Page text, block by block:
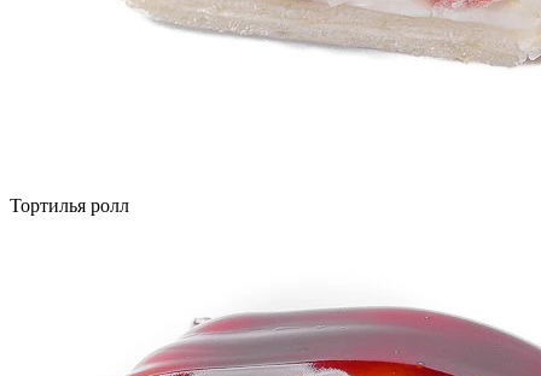
Тортилья ролл